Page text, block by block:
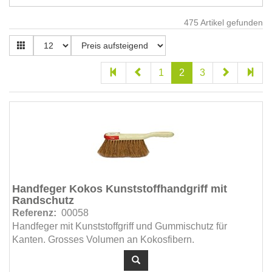
475 Artikel gefunden
1 2 3
Handfeger Kokos Kunststoffhandgriff mit
Randschutz
Referenz: 00058
Handfeger mit Kunststoffgriff und Gummischutz für
Kanten. Grosses Volumen an Kokosfibern.